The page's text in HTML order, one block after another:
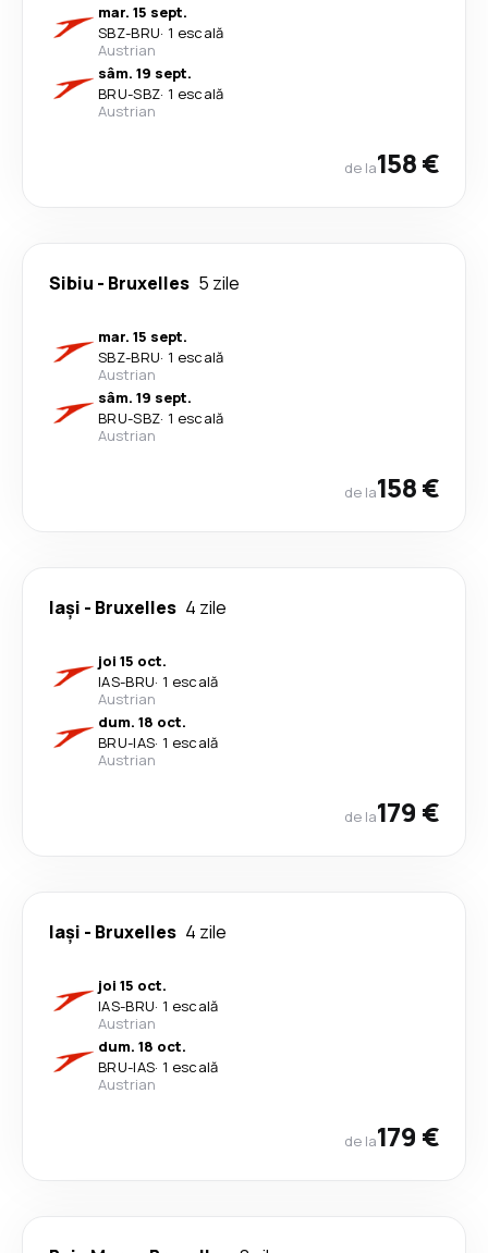
mar. 15 sept.
SBZ-BRU· 1 escală
Austrian
sâm. 19 sept.
BRU-SBZ· 1 escală
Austrian
de la158 €
Sibiu - Bruxelles 5 zile
mar. 15 sept.
SBZ-BRU· 1 escală
Austrian
sâm. 19 sept.
BRU-SBZ· 1 escală
Austrian
de la158 €
Iași - Bruxelles 4 zile
joi 15 oct.
IAS-BRU· 1 escală
Austrian
dum. 18 oct.
BRU-IAS· 1 escală
Austrian
de la179 €
Iași - Bruxelles 4 zile
joi 15 oct.
IAS-BRU· 1 escală
Austrian
dum. 18 oct.
BRU-IAS· 1 escală
Austrian
de la179 €